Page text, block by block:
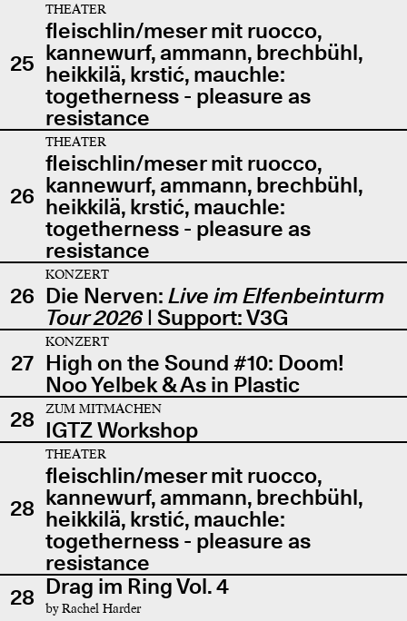
25
THEATER
fleischlin/meser mit ruocco,
kannewurf, ammann, brechbühl,
heikkilä, krstić, mauchle:
togetherness - pleasure as
resistance
26
THEATER
fleischlin/meser mit ruocco,
kannewurf, ammann, brechbühl,
heikkilä, krstić, mauchle:
togetherness - pleasure as
resistance
26
KONZERT
Die Nerven: Live im Elfenbeinturm
Tour 2026| Support: V3G
27
KONZERT
High on the Sound #10: Doom!
Noo Yelbek & As in Plastic
28
ZUM MITMACHEN
IGTZ Workshop
28
THEATER
fleischlin/meser mit ruocco,
kannewurf, ammann, brechbühl,
heikkilä, krstić, mauchle:
togetherness - pleasure as
resistance
28 Drag im Ring Vol. 4
by Rachel Harder